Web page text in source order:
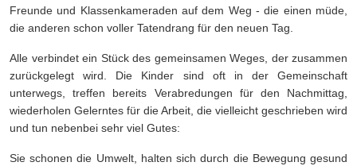
Freunde und Klassenkameraden auf dem Weg - die einen müde,
die anderen schon voller Tatendrang für den neuen Tag.
Alle verbindet ein Stück des gemeinsamen Weges, der zusammen
zurückgelegt wird. Die Kinder sind oft in der Gemeinschaft
unterwegs, treffen bereits Verabredungen für den Nachmittag,
wiederholen Gelerntes für die Arbeit, die vielleicht geschrieben wird
und tun nebenbei sehr viel Gutes:
Sie schonen die Umwelt, halten sich durch die Bewegung gesund